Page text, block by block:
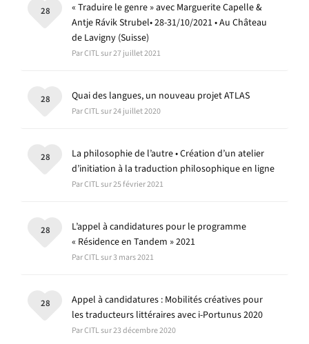
« Traduire le genre » avec Marguerite Capelle &
Antje Rávik Strubel• 28-31/10/2021 • Au Château
de Lavigny (Suisse)
Par CITL sur 27 juillet 2021
28
Quai des langues, un nouveau projet ATLAS
Par CITL sur 24 juillet 2020
28
La philosophie de l’autre • Création d’un atelier
d’initiation à la traduction philosophique en ligne
Par CITL sur 25 février 2021
28
L’appel à candidatures pour le programme
« Résidence en Tandem » 2021
Par CITL sur 3 mars 2021
28
Appel à candidatures : Mobilités créatives pour
les traducteurs littéraires avec i-Portunus 2020
Par CITL sur 23 décembre 2020
28